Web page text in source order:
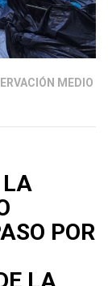
MEDIO
LA
POR
LA